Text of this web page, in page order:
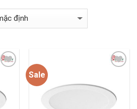
to
Sale
Add to
wishlist